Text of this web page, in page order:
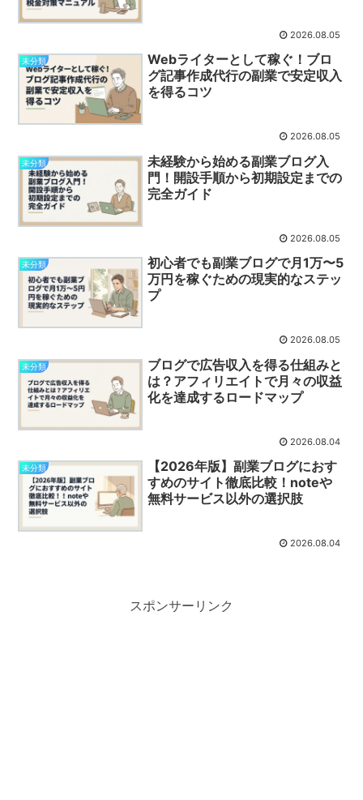
2026.08.05
未分類
Webライターとして稼ぐ！ブロ
グ記事作成代行の副業で安定収入
を得るコツ
2026.08.05
未分類
未経験から始める副業ブログ入
門！開設手順から初期設定までの
完全ガイド
2026.08.05
未分類
初心者でも副業ブログで月1万〜5
万円を稼ぐための現実的なステッ
プ
2026.08.05
未分類
ブログで広告収入を得る仕組みと
は？アフィリエイトで月々の収益
化を達成するロードマップ
2026.08.04
未分類
【2026年版】副業ブログにおす
すめのサイト徹底比較！noteや
無料サービス以外の選択肢
2026.08.04
スポンサーリンク